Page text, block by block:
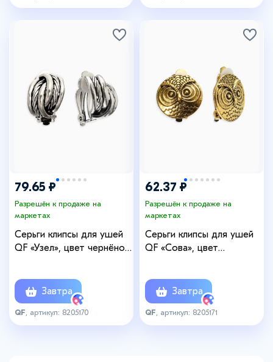
79.65 ₽
Разрешён к продаже на
маркетах
Серьги клипсы для ушей
QF «Узел», цвет чернёное
Завтра
QF , артикул: 8205170
62.37 ₽
Разрешён к продаже на
маркетах
Серьги клипсы для ушей
QF «Сова», цвет
Завтра
QF , артикул: 8205171